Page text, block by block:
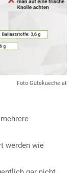
Foto Gutekueche.at
werden wie